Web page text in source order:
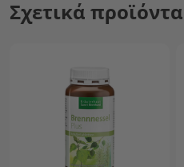
Σχετικά προϊόντα